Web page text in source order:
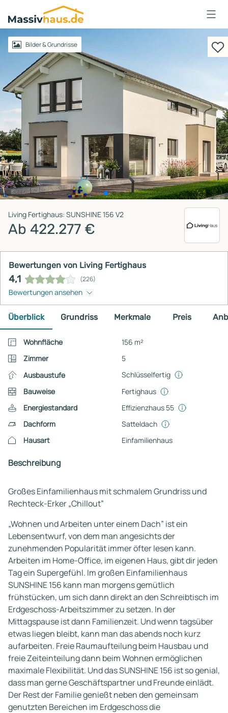
Massivhaus
Logo
AnmeldenBilder & Grundrisse
Living Fertighaus: SUNSHINE 156 V2
Ab 422.277 €
Bewertungen von Living Fertighaus
4,1 (226)
Bewertungen ansehen
Überblick Grundriss Merkmale Preis
Wohnfläche
156 m²
Zimmer
5
Ausbaustufe
Schlüsselfertig
Bauweise
Fertighaus
Energiestandard
Effizienzhaus 55
Dachform
Satteldach
Hausart
Einfamilienhaus
Beschreibung
Großes Einfamilienhaus mit schmalem Grundriss und
Rechteck-Erker „Chillout”
„Wohnen und Arbeiten unter einem Dach” ist ein
Lebensentwurf, von dem man angesichts der
zunehmenden Popularität immer öfter lesen kann.
Arbeiten im Home-Office, im eigenen Haus, gibt dir jeden
Tag ein Supergefühl. Im großen Einfamilienhaus
SUNSHINE 156 kann man morgens gemütlich
frühstücken, um sich dann direkt an den Schreibtisch im
Erdgeschoss-Arbeitszimmer zu setzen. In der
Mittagspause ist dann Familienzeit. Und wenn tagsüber
etwas liegen bleibt, kann man das abends noch kurz
aufarbeiten. Freie Raumaufteilung beim Hausbau und
freie Zeiteinteilung dann beim Wohnen ermöglichen
maximale Flexibilität. Und das SUNSHINE 156 ist so genial,
dass man gerne Geschäftspartner und Freunde einlädt.
Der Rest der Familie genießt neben den gemeinsam
genutzten Bereichen im Erdgeschoss die